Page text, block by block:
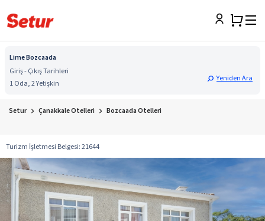
Lime Bozcaada
Giriş - Çıkış Tarihleri
1 Oda, 2 Yetişkin
Yeniden Ara
Setur Çanakkale Otelleri Bozcaada Otelleri
Turizm İşletmesi Belgesi:21644